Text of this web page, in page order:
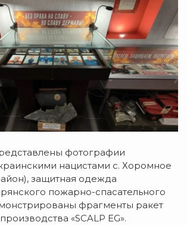
фотографии
нацистами с. Хоромное
защитная одежда
пожарно-спасательного
фрагменты ракет
«SCALP EG».